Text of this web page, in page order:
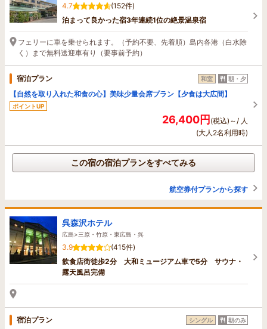
4.7
(152件)
泊まって良かった宿3年連続1位の絶景温泉宿
フェリーに車を乗せられます。（予約不要、先着順）島内各港（白水除
く）まで無料送迎車有り（要事前予約）
宿泊プラン 和室 朝・夕
【自然を取り入れた和食の心】美味少量会席プラン【夕食は大広間】
ポイントUP
26,400円(税込)～/ 人
(大人2名利用時)
この宿の宿泊プランをすべてみる
航空券付プランから探す
呉森沢ホテル
広島>三原・竹原・東広島・呉
3.9
(415件)
飲食店街徒歩2分 大和ミュージアム車で5分 サウナ・
露天風呂完備
宿泊プラン シングル 朝のみ